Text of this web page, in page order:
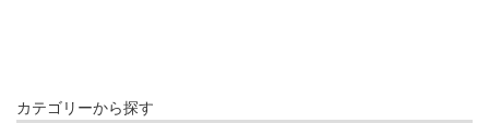
カテゴリーから探す